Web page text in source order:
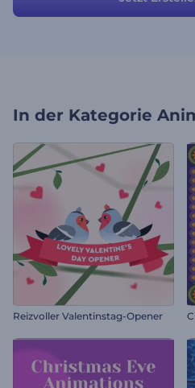
In der Kategorie
Reizvoller Valentinstag-Opener